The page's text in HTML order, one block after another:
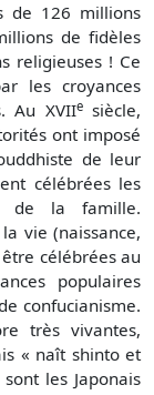
de 126 millions
de fidèles
religieuses ! Ce
les croyances
Au XVIIesiècle,
ont imposé
de leur
célébrées les
de la famille.
vie (naissance,
célébrées au
populaires
confucianisme.
très vivantes,
« naît shinto et
les Japonais